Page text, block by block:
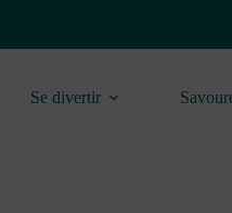
Se divertir